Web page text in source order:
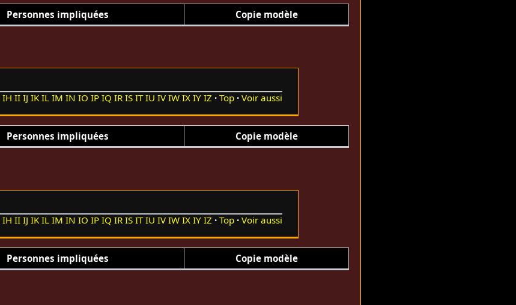
Personnes impliquées Copie modèle
IH II IJ IK IL IM IN IO IP IQ IR IS IT IU IV IW IX IY IZ Top Voir aussi
Personnes impliquées Copie modèle
IH II IJ IK IL IM IN IO IP IQ IR IS IT IU IV IW IX IY IZ Top Voir aussi
Personnes impliquées Copie modèle